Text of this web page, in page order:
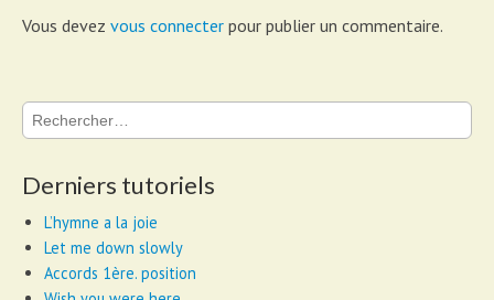
Vous devez vous connecter pour publier un commentaire.
Rechercher :
Derniers tutoriels
L’hymne a la joie
Let me down slowly
Accords 1ère. position